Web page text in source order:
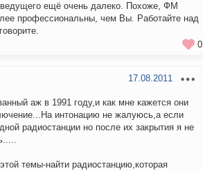
ещё очень далеко. Похоже, ФМ
профессиональны, чем Вы. Работайте над
0
17.08.2011
аж в 1991 году,и как мне кажется они
интонацию не жалуюсь,а если
радиостанции но после их закрытия я не
темы-найти радиостанцию,которая